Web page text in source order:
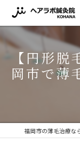
【円形
岡市で薄